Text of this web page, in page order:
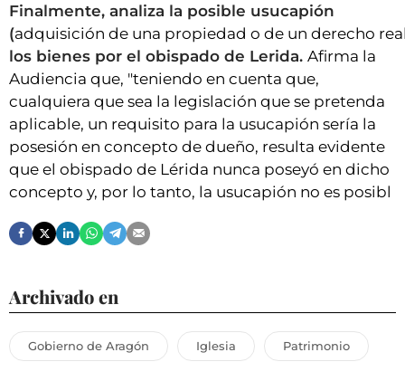
Finalmente, analiza la posible usucapión
(adquisición de una propiedad o de un derecho
los bienes por el obispado de Lerida. Afirma la
Audiencia que, "teniendo en cuenta que,
cualquiera que sea la legislación que se pretenda
aplicable, un requisito para la usucapión sería la
posesión en concepto de dueño, resulta evidente
que el obispado de Lérida nunca poseyó en dicho
concepto y, por lo tanto, la usucapión no es posibl
Archivado en
Gobierno de Aragón Iglesia Patrimonio